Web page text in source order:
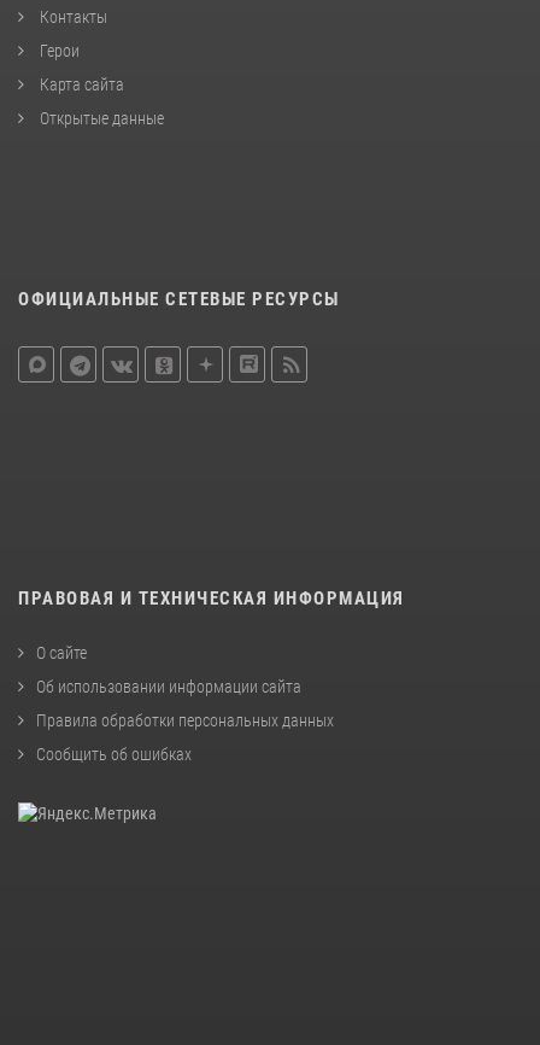
Контакты
Герои
Карта сайта
Открытые данные
ОФИЦИАЛЬНЫЕ СЕТЕВЫЕ РЕСУРСЫ
ПРАВОВАЯ И ТЕХНИЧЕСКАЯ ИНФОРМАЦИЯ
О сайте
Об использовании информации сайта
Правила обработки персональных данных
Сообщить об ошибках